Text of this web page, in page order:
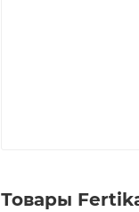
Товары